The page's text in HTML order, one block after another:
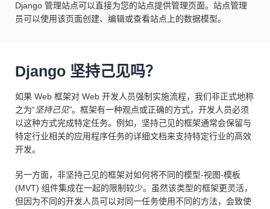
Django 管理站点可以直接为您的站点提供管理页面。站点管理
员可以使用该页面创建、编辑或查看站点上的数据模型。
Django 坚持己见吗？
如果 Web 框架对 Web 开发人员强制实施流程，我们非正式地称
之为“坚持己见”。框架有一种观点或正确的方式，开发人员必须
以这种方式完成特定任务。例如，坚持己见的框架通常会保留与
特定行业相关的应用程序任务的详细文档来支持特定行业的高效
开发。
另一方面，非坚持己见的框架对如何将不同的模型-视图-模板
(MVT) 组件集成在一起的限制较少。虽然该类型的框架更灵活，
但因为不同的开发人员可以对同一任务使用不同的方法，会致使